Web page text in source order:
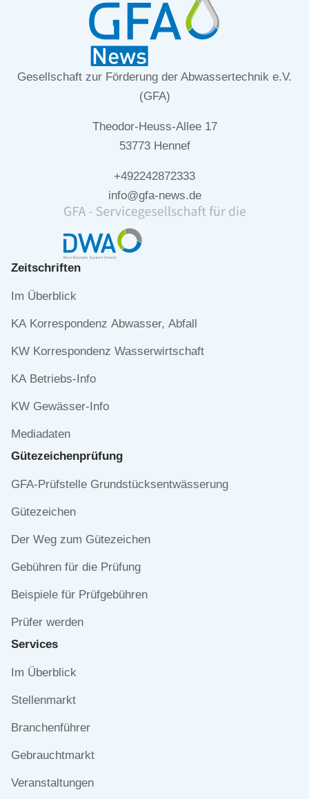
Gesellschaft zur Förderung der Abwassertechnik e.V.
(GFA)
Theodor-Heuss-Allee 17
53773 Hennef
+492242872333
info@gfa-news.de
Zeitschriften
Navigation
Im Überblick
KA Korrespondenz Abwasser, Abfall
KW Korrespondenz Wasserwirtschaft
KA Betriebs-Info
KW Gewässer-Info
Mediadaten
Gütezeichen­prüfung
Navigation
GFA-Prüfstelle Grundstücksentwässerung
Gütezeichen
Der Weg zum Gütezeichen
Gebühren für die Prüfung
Beispiele für Prüfgebühren
Prüfer werden
Services
Navigation
Im Überblick
Stellenmarkt
Branchenführer
Gebrauchtmarkt
Veranstaltungen